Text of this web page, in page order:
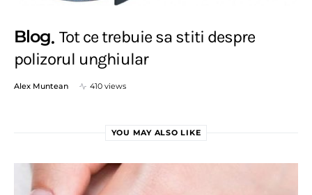
Blog Tot ce trebuie sa stiti despre
polizorul unghiular
Alex Muntean 410 views
YOU MAY ALSO LIKE